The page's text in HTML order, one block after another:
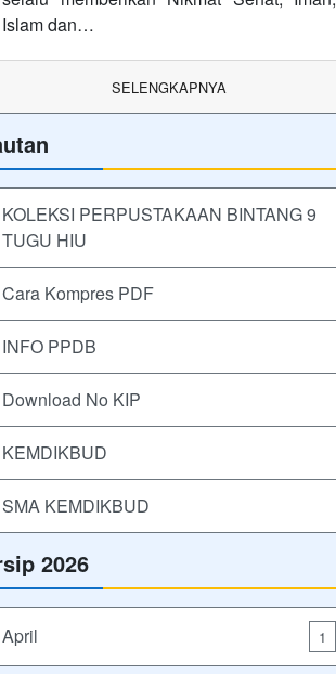
Islam dan…
SELENGKAPNYA
KOLEKSI PERPUSTAKAAN BINTANG 9
TUGU HIU
Cara Kompres PDF
INFO PPDB
Download No KIP
KEMDIKBUD
SMA KEMDIKBUD
2026
April 1